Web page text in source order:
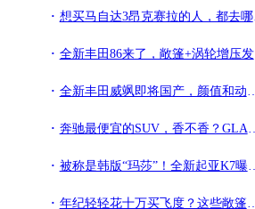
想买马自达3昂克赛拉的人，都去哪了呢？
全新丰田86来了，敞篷+涡轮增压发动机是不是你的菜？
全新丰田威飒即将国产，颜值和动力兼具的它能否在同级称霸？
奔驰最便宜的SUV，香不香？GLA开过以后值得买吗？
被称是韩版“玛莎”！全新起亚K7曝光，比亚洲龙漂亮，配V6引擎
年纪轻轻花十万买飞度？这些敞篷车它不香嘛？